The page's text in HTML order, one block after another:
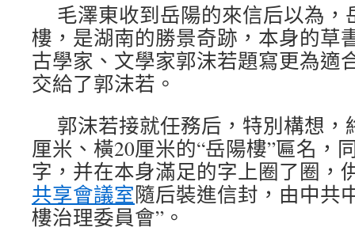
毛澤東收到岳陽的來信后以為
樓，是湖南的勝景奇跡，本身的草
古學家、文學家郭沫若題寫更為適
交給了郭沫若。
郭沫若接就任務后，特別構想，
厘米、橫20厘米的“岳陽樓”匾名，
字，并在本身滿足的字上圈了圈，
共享會議室隨后裝進信封，由中共
樓治理委員會”。